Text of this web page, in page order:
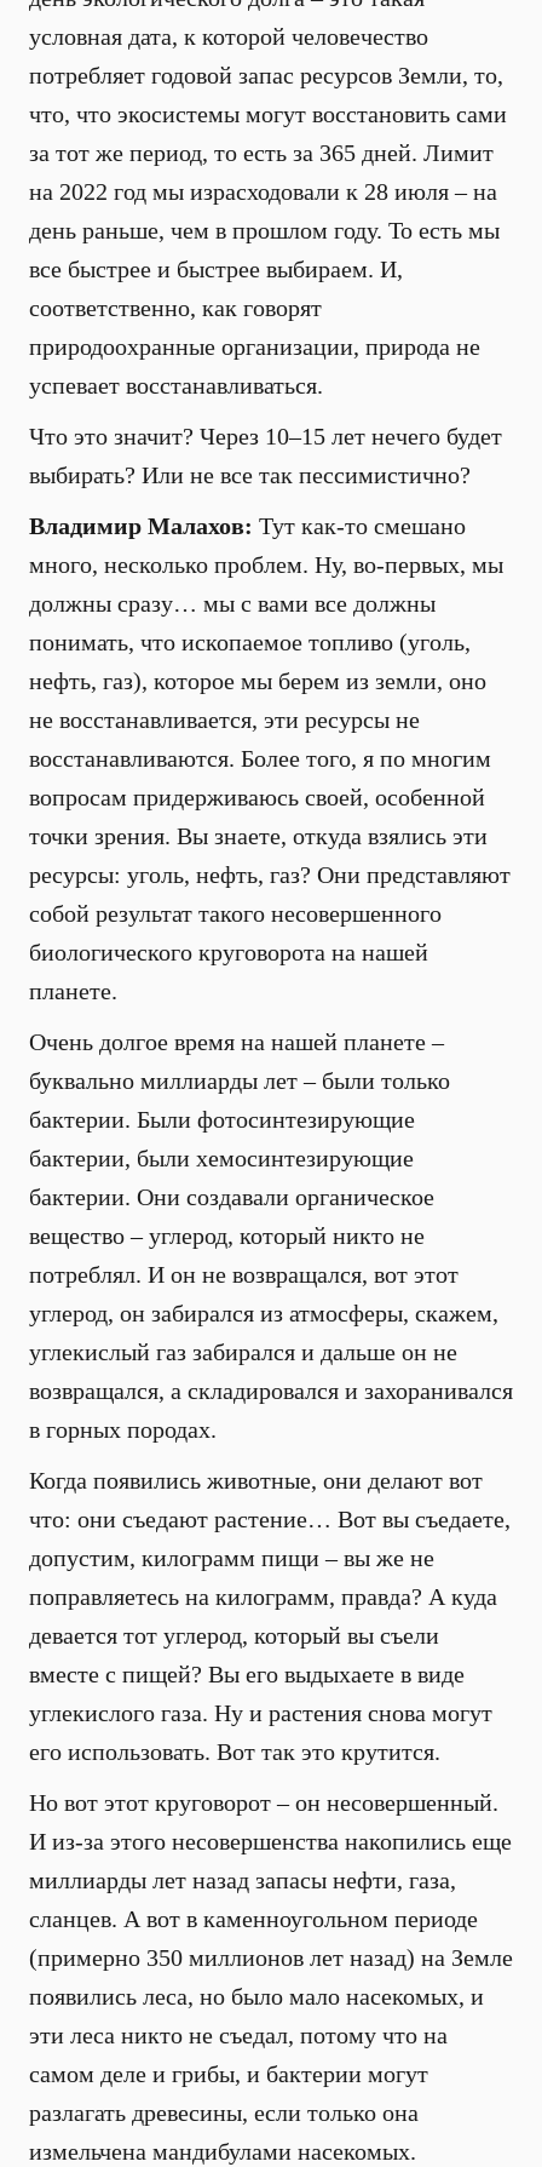
условная дата, к которой человечество
потребляет годовой запас ресурсов Земли, то,
что, что экосистемы могут восстановить сами
за тот же период, то есть за 365 дней. Лимит
на 2022 год мы израсходовали к 28 июля – на
день раньше, чем в прошлом году. То есть мы
все быстрее и быстрее выбираем. И,
соответственно, как говорят
природоохранные организации, природа не
успевает восстанавливаться.
Что это значит? Через 10–15 лет нечего будет
выбирать? Или не все так пессимистично?
Владимир Малахов: Тут как-то смешано
много, несколько проблем. Ну, во-первых, мы
должны сразу… мы с вами все должны
понимать, что ископаемое топливо (уголь,
нефть, газ), которое мы берем из земли, оно
не восстанавливается, эти ресурсы не
восстанавливаются. Более того, я по многим
вопросам придерживаюсь своей, особенной
точки зрения. Вы знаете, откуда взялись эти
ресурсы: уголь, нефть, газ? Они представляют
собой результат такого несовершенного
биологического круговорота на нашей
планете.
Очень долгое время на нашей планете –
буквально миллиарды лет – были только
бактерии. Были фотосинтезирующие
бактерии, были хемосинтезирующие
бактерии. Они создавали органическое
вещество – углерод, который никто не
потреблял. И он не возвращался, вот этот
углерод, он забирался из атмосферы, скажем,
углекислый газ забирался и дальше он не
возвращался, а складировался и захоранивался
в горных породах.
Когда появились животные, они делают вот
что: они съедают растение… Вот вы съедаете,
допустим, килограмм пищи – вы же не
поправляетесь на килограмм, правда? А куда
девается тот углерод, который вы съели
вместе с пищей? Вы его выдыхаете в виде
углекислого газа. Ну и растения снова могут
его использовать. Вот так это крутится.
Но вот этот круговорот – он несовершенный.
И из-за этого несовершенства накопились еще
миллиарды лет назад запасы нефти, газа,
сланцев. А вот в каменноугольном периоде
(примерно 350 миллионов лет назад) на Земле
появились леса, но было мало насекомых, и
эти леса никто не съедал, потому что на
самом деле и грибы, и бактерии могут
разлагать древесины, если только она
измельчена мандибулами насекомых.